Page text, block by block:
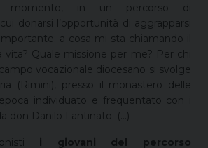
momento, in un percorso di
donarsi l’opportunità di aggrapparsi
a cosa mi sta chiamando il
vita? Quale missione per me? Per chi
vocazionale diocesano si svolge
(Rimini), presso il monastero delle
individuato e frequentato con i
don Danilo Fantinato. (…)
i giovani del percorso